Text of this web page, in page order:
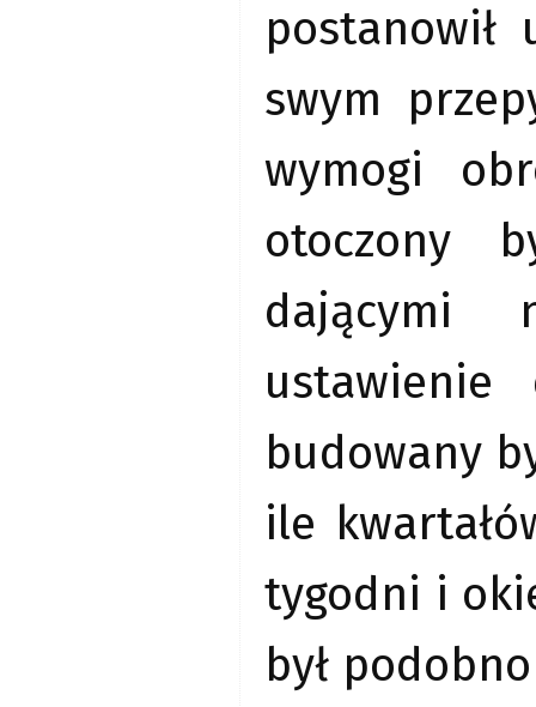
postanowił
swym
wymogi
otoczony
dającymi
ustawienie
budowany
ile
tygodni i
był